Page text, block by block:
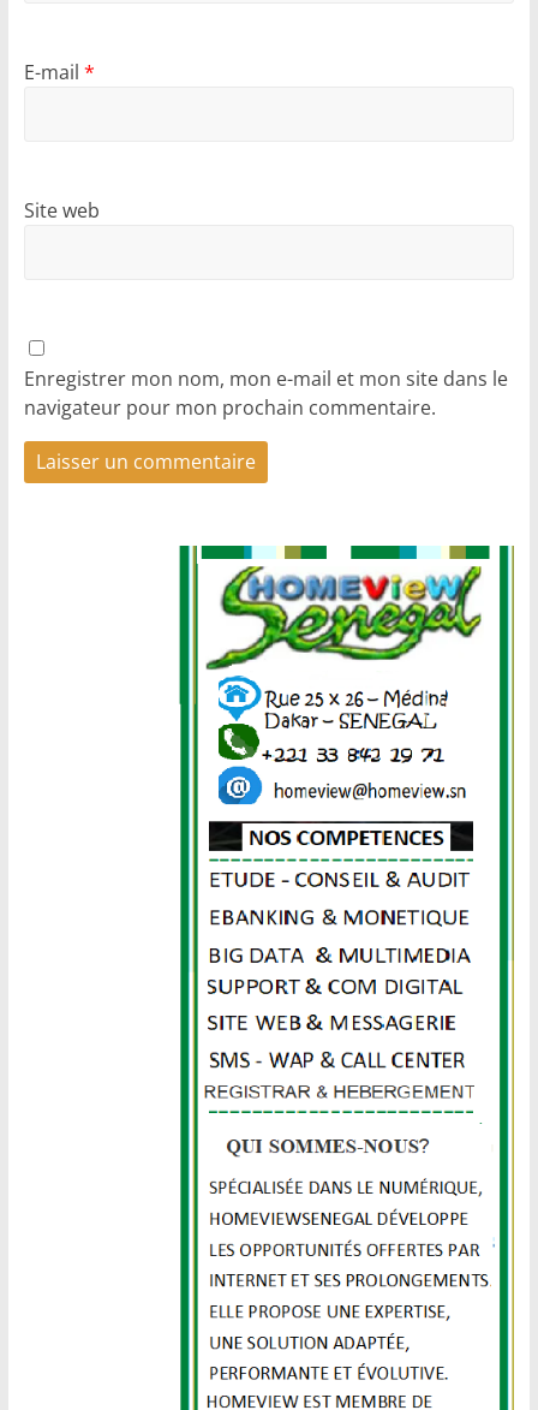
E-mail *
Site web
Enregistrer mon nom, mon e-mail et mon site dans le
navigateur pour mon prochain commentaire.